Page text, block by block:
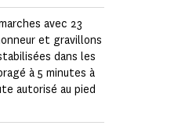
avec 23
et gravillons
dans les
à 5 minutes à
autorisé au pied